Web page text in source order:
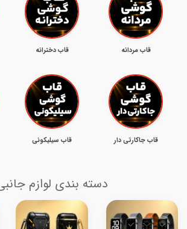
قاب مردانه قاب دخترانه
قاب جاکارتی دار قاب سیلیکونی
دسته بندی لوازم